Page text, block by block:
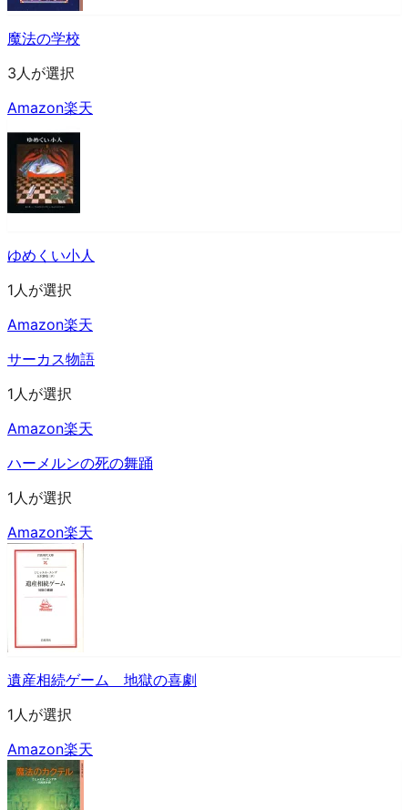
魔法の学校
3人が選択
Amazon楽天
ゆめくい小人
1人が選択
Amazon楽天
サーカス物語
1人が選択
Amazon楽天
ハーメルンの死の舞踊
1人が選択
Amazon楽天
遺産相続ゲーム 地獄の喜劇
1人が選択
Amazon楽天